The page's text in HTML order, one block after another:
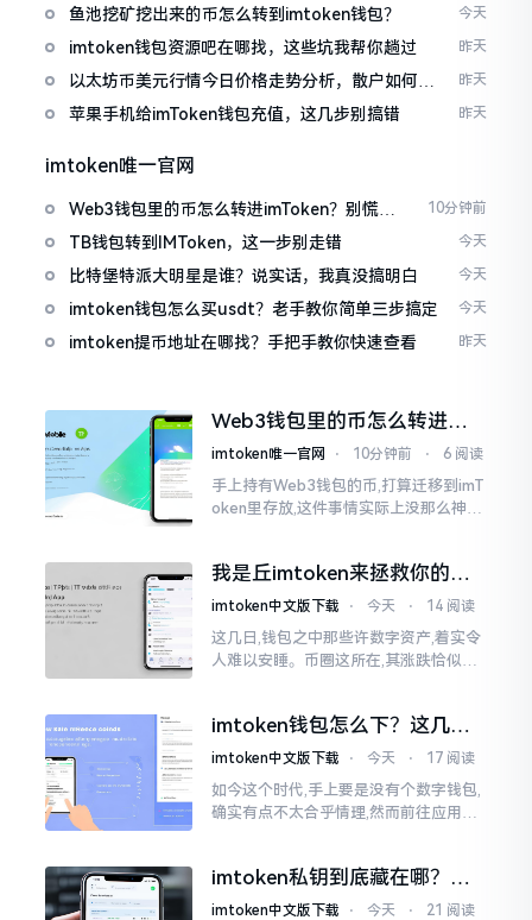
包
鱼池挖矿挖出来的币怎么转到imtoken钱包？ 今天
imtoken钱包资源吧在哪找，这些坑我帮你趟过 昨天
以太坊币美元行情今日价格走势分析，散户如何避
免追涨杀跌被套牢
昨天
苹果手机给imToken钱包充值，这几步别搞错 昨天
imtoken唯一官网
Web3钱包里的币怎么转进imToken？别慌，
三步搞定
10分钟前
TB钱包转到IMToken，这一步别走错 今天
比特堡特派大明星是谁？说实话，我真没搞明白 今天
imtoken钱包怎么买usdt？老手教你简单三步搞定 今天
imtoken提币地址在哪找？手把手教你快速查看 昨天
Web3钱包里的币怎么转进
imToken？别慌，三步搞定
imtoken唯一官网 ⋅ 10分钟前 ⋅ 6 阅读
手上持有Web3钱包的币,打算迁移到imT
oken里存放,这件事情实际上没那么神秘
我是丘imtoken来拯救你的钱
包
imtoken中文版下载 ⋅ 今天 ⋅ 14 阅读
这几日,钱包之中那些许数字资产,着实令
人难以安睡。币圈这所在,其涨跌恰似翻
堆币
imtoken钱包怎么下？这几种
靠谱路子别走歪
imtoken中文版下载 ⋅ 今天 ⋅ 17 阅读
如今这个时代,手上要是没有个数字钱包,
确实有点不太合乎情理,然而前往应用商
似乎相似
imtoken私钥到底藏在哪？别
慌，找对地方才安心
imtoken中文版下载 ⋅ 今天 ⋅ 21 阅读